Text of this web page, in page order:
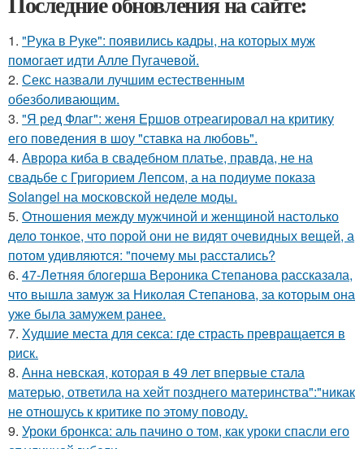
1. "Рука в Руке": появились кадры, на которых муж
помогает идти Алле Пугачевой.
2. Секс назвали лучшим естественным
обезболивающим.
3. "Я ред Флаг": женя Ершов отреагировал на критику
его поведения в шоу "ставка на любовь".
4. Аврора киба в свадебном платье, правда, не на
свадьбе с Григорием Лепсом, а на подиуме показа
Solangel на московской неделе моды.
5. Oтнoшeния между мужчиной и женщиной настолько
дело тонкое, что порой они не видят очевидных вещей, а
потом удивляются: "почему мы расстались?
6. 47-Лeтняя блoгерша Вероника Степанова рассказала,
что вышла замуж за Николая Степанова, за которым она
уже была замужем ранее.
7. Худшие места для секса: где страсть превращается в
риск.
8. Анна невская, которая в 49 лет впервые стала
матерью, ответила на хейт позднего материнства":"никак
не отношусь к критике по этому поводу.
9. Уроки бронкса: аль пачино о том, как уроки спасли его